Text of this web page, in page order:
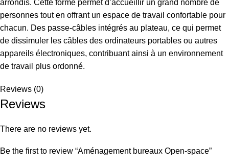
arrondis. Cette forme permet d’accueillir un grand nombre de
personnes tout en offrant un espace de travail confortable pour
chacun. Des passe-câbles intégrés au plateau, ce qui permet
de dissimuler les câbles des ordinateurs portables ou autres
appareils électroniques, contribuant ainsi à un environnement
de travail plus ordonné.
Reviews (0)
Reviews
There are no reviews yet.
Be the first to review “Aménagement bureaux Open-space”